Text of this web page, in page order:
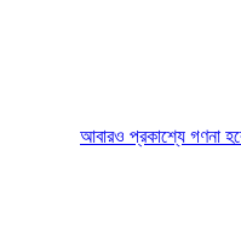
আবারও প্রকাশ্যে গণনা হবে শাহজালাল